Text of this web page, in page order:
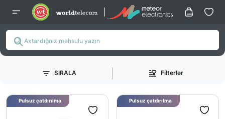
SIRALA Filterlər
Pulsuz çatdırılma Pulsuz çatdırılma